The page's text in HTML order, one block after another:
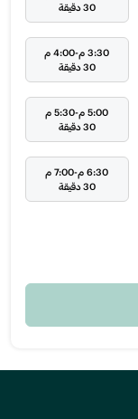
30 دقيقة
3:30 م-4:00 م
30 دقيقة
5:00 م-5:30 م
30 دقيقة
6:30 م-7:00 م
30 دقيقة